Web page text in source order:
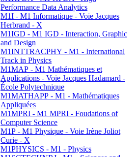
Performance Data Analytics
M1I - M1 Informatique - Voie Jacques
Herbrand - X
M1IGD - M1 IGD - Interaction, Graphic
and Design
M1INTTRACPHY - M1 - International
Track in Physics
M1MAP - M1 Mathématiques et
Applications - Voie Jacques Hadamard -
École Polytechnique
M1MATHAPP - M1 - Mathématiques
Appliquées
M1MPRI - M1 MPRI - Foudations of
Computer Science
M1P - M1 Physique - Voie Irène Joliot
Curie - X
M1PHYSICS - M1 - Physics